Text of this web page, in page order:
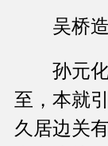
吴桥造
孙元化
至，本就
久居边关